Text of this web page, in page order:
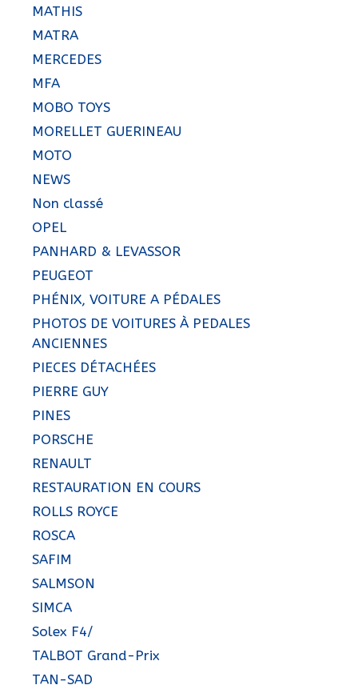
MATHIS
MATRA
MERCEDES
MFA
MOBO TOYS
MORELLET GUERINEAU
MOTO
NEWS
Non classé
OPEL
PANHARD & LEVASSOR
PEUGEOT
PHÉNIX, VOITURE A PÉDALES
PHOTOS DE VOITURES À PEDALES
ANCIENNES
PIECES DÉTACHÉES
PIERRE GUY
PINES
PORSCHE
RENAULT
RESTAURATION EN COURS
ROLLS ROYCE
ROSCA
SAFIM
SALMSON
SIMCA
Solex F4/
TALBOT Grand-Prix
TAN-SAD